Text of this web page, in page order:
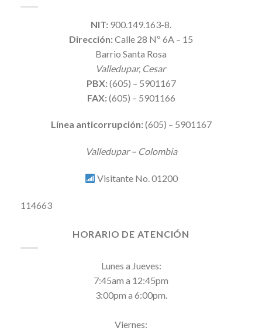
NIT: 900.149.163-8.
Dirección:Calle 28 Nº 6A – 15
Barrio Santa Rosa
Valledupar, Cesar
PBX:(605) – 5901167
FAX:(605) – 5901166
Línea anticorrupción:(605) – 5901167
Valledupar – Colombia
Visitante No. 01200
114663
HORARIO DE ATENCIÓN
Lunes a Jueves:
7:45am a 12:45pm
3:00pm a 6:00pm.
Viernes: